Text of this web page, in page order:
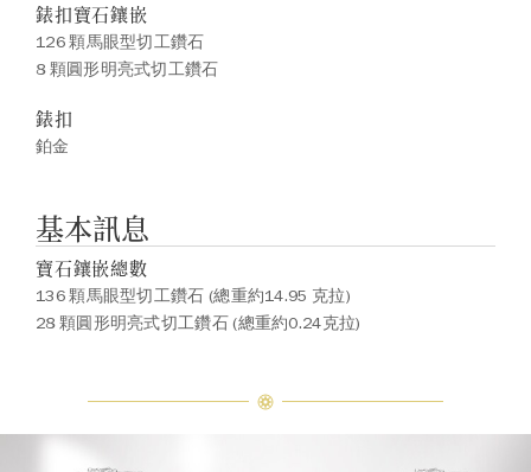
錶扣寶石鑲嵌
126 顆馬眼型切工鑽石
8 顆圓形明亮式切工鑽石
錶扣
鉑金
基本訊息
寶石鑲嵌總數
136 顆馬眼型切工鑽石 (總重約14.95 克拉)
28 顆圓形明亮式切工鑽石 (總重約0.24克拉)